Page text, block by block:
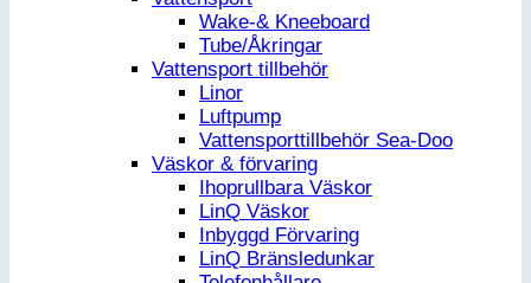
Wake-& Kneeboard
Tube/Åkringar
Vattensport tillbehör
Linor
Luftpump
Vattensporttillbehör Sea-Doo
Väskor & förvaring
Ihoprullbara Väskor
LinQ Väskor
Inbyggd Förvaring
LinQ Bränsledunkar